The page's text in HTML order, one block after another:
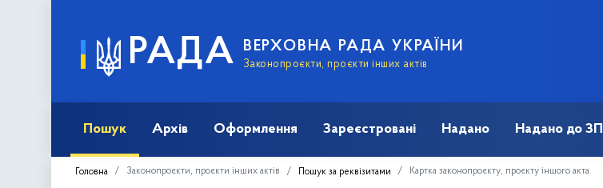
РАДА ВЕРХОВНА РАДА УКРАЇНИ
Законопроєкти, проєкти інших актів
Пошук Архів Оформлення Зареєстровані Надано Надано до ЗП
Головна Законопроєкти, проєкти інших актів Пошук за реквізитами Картка законопроєкту, проєкту іншого акта